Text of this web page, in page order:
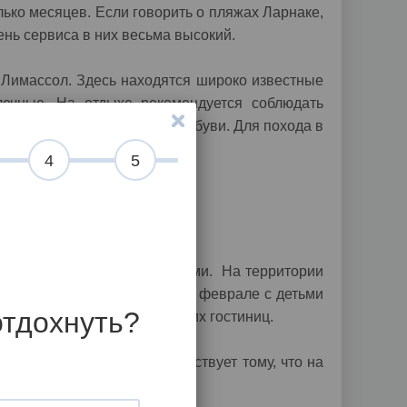
4 5
месяцев. Если говорить о пляжах Ларнаке,
сервиса в них весьма высокий.
Здесь находятся широко известные
На отдыхе рекомендуется соблюдать
костюмах и пляжной обуви. Для похода в
родителей с детьми. На территории
блюда для детей. Отдых в феврале с детьми
которые есть у многих гостиниц.
обслуживания способствует тому, что на